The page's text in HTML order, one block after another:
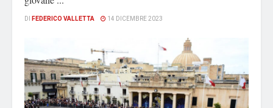
DI FEDERICO VALLETTA 14 DICEMBRE 2023